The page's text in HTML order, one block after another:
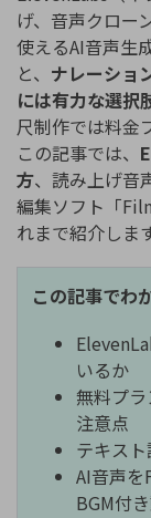
げ、音声クロー
使えるAI音声生
と、 ナレーショ
には有力な選択
尺制作では料金
この記事では、
方、読み上げ音
編集ソフト「
れまで紹介します
この記事でわ
いるか
無料プ
注意点
テキス
AI音声
BGM付